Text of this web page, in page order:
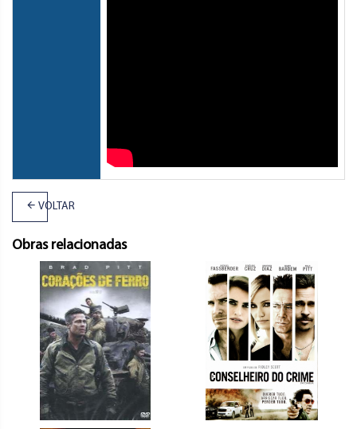
VOLTAR
Obras relacionadas